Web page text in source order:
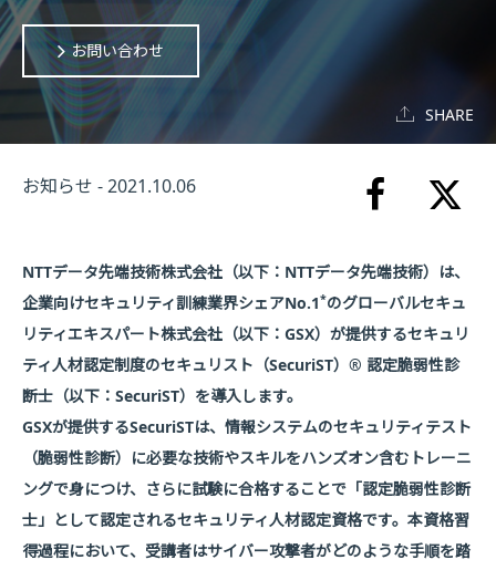
お問い合わせ
SHARE
お知らせ - 2021.10.06
NTTデータ先端技術株式会社（以下：NTTデータ先端技術）は、
企業向けセキュリティ訓練業界シェアNo.1*のグローバルセキュ
リティエキスパート株式会社（以下：GSX）が提供するセキュリ
ティ人材認定制度のセキュリスト（SecuriST）® 認定脆弱性診
断士（以下：SecuriST）を導入します。
GSXが提供するSecuriSTは、情報システムのセキュリティテスト
（脆弱性診断）に必要な技術やスキルをハンズオン含むトレーニ
ングで身につけ、さらに試験に合格することで「認定脆弱性診断
士」として認定されるセキュリティ人材認定資格です。本資格習
得過程において、受講者はサイバー攻撃者がどのような手順を踏